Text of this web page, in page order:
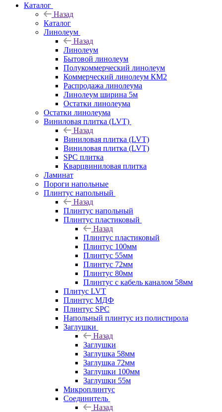
Каталог
Назад
Каталог
Линолеум
Назад
Линолеум
Бытовой линолеум
Полукоммерческий линолеум
Коммерческий линолеум КМ2
Распродажа линолеума
Линолеум ширина 5м
Остатки линолеума
Остатки линолеума
Виниловая плитка (LVT)
Назад
Виниловая плитка (LVT)
Виниловая плитка (LVT)
SPC плитка
Кварцвиниловая плитка
Ламинат
Пороги напольные
Плинтус напольный
Назад
Плинтус напольный
Плинтус пластиковый
Назад
Плинтус пластиковый
Плинтус 100мм
Плинтус 55мм
Плинтус 72мм
Плинтус 80мм
Плинтус с кабель каналом 58мм
Плитус LVT
Плинтус МДФ
Плинтус SPC
Напольный плинтус из полистирола
Заглушки
Назад
Заглушки
Заглушка 58мм
Заглушка 72мм
Заглушки 100мм
Заглушки 55м
Микроплинтус
Соединитель
Назад